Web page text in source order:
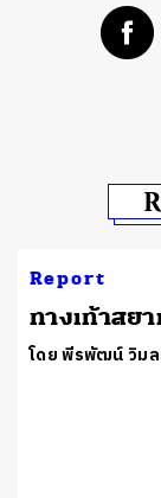
Report
ทางเท้าสย
โดย พีรพัฒน์ วิม